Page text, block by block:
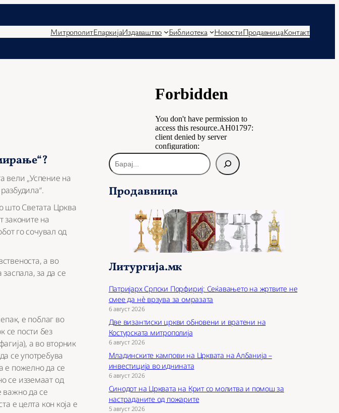
МитрополитЕпархијаИздаваштво Библиотека НовостиПродавницаКонтакт
вели „Успение на
што Светата Црква
законите на
го сочувал од
а во
за да се
е поблаг во
се пости без
а во вторник
се употребува
е пожелно да се
се изземаат од
важно да се
е целта кон која е
Б
а
а
Продавница
Литургија.мк
Патријарх Српски Порфириј: Сеќавањето на жртвите не
смее да нѐ врзува за омразата
6 август 2026
Две византиски цркви обновени и вратени на
Костурската митрополија
6 август 2026
Младинските кампови на Црквата на Албанија –
инвестиција во иднината
6 август 2026
Синодот на Црквата на Крит со молитва и помош за
настраданите од пожарите
5 август 2026